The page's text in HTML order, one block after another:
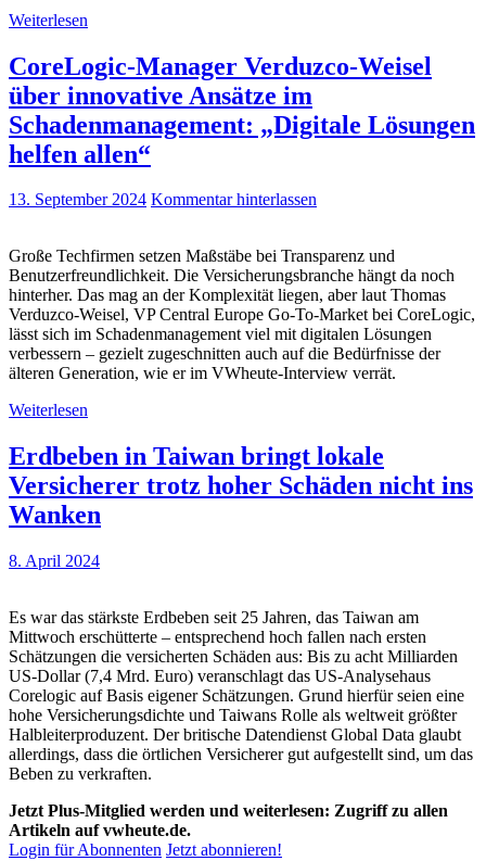
Weiterlesen
CoreLogic-Manager Verduzco-Weisel
über innovative Ansätze im
Schadenmanagement: „Digitale Lösungen
helfen allen“
13. September 2024 Kommentar hinterlassen
Große Techfirmen setzen Maßstäbe bei Transparenz und
Benutzerfreundlichkeit. Die Versicherungsbranche hängt da noch
hinterher. Das mag an der Komplexität liegen, aber laut Thomas
Verduzco-Weisel, VP Central Europe Go-To-Market bei CoreLogic,
lässt sich im Schadenmanagement viel mit digitalen Lösungen
verbessern – gezielt zugeschnitten auch auf die Bedürfnisse der
älteren Generation, wie er im VWheute-Interview verrät.
Weiterlesen
Erdbeben in Taiwan bringt lokale
Versicherer trotz hoher Schäden nicht ins
Wanken
8. April 2024
Es war das stärkste Erdbeben seit 25 Jahren, das Taiwan am
Mittwoch erschütterte – entsprechend hoch fallen nach ersten
Schätzungen die versicherten Schäden aus: Bis zu acht Milliarden
US-Dollar (7,4 Mrd. Euro) veranschlagt das US-Analysehaus
Corelogic auf Basis eigener Schätzungen. Grund hierfür seien eine
hohe Versicherungsdichte und Taiwans Rolle als weltweit größter
Halbleiterproduzent. Der britische Datendienst Global Data glaubt
allerdings, dass die örtlichen Versicherer gut aufgestellt sind, um das
Beben zu verkraften.
Jetzt Plus-Mitglied werden und weiterlesen: Zugriff zu allen
Artikeln auf vwheute.de.
Login für Abonnenten Jetzt abonnieren!